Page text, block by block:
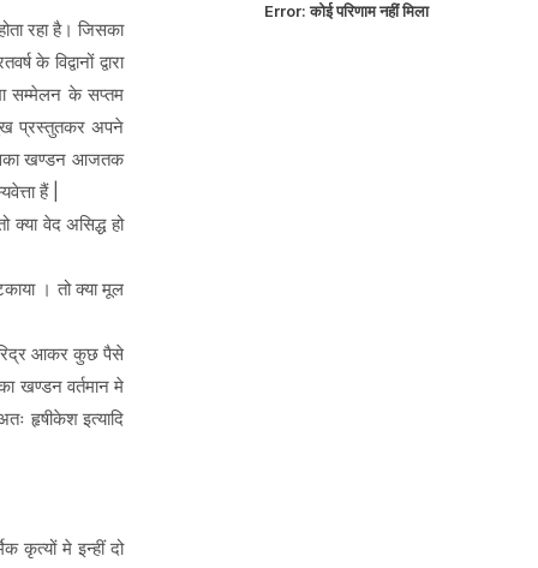
रहा है। जिसका
के विद्वानों द्वारा
सम्मेलन के सप्तम
प्रस्तुतकर अपने
खण्डन आजतक
हैं |
वेद असिद्ध हो
। तो क्या मूल
आकर कुछ पैसे
खण्डन वर्तमान मे
हृषीकेश इत्यादि
कृत्यों मे इन्हीं दो
Error:कोई परिणाम नहीं मिला